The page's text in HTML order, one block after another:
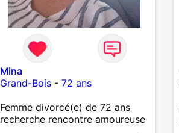
Mina
Grand-Bois- 72 ans
Femme divorcé(e) de 72 ans
recherche rencontre amoureuse